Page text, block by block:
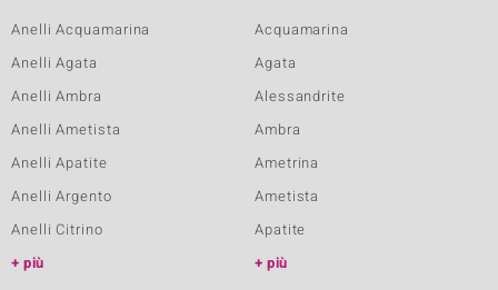
Anelli Acquamarina
Anelli Agata
Anelli Ambra
Anelli Ametista
Anelli Apatite
Anelli Argento
Anelli Citrino
più
Acquamarina
Agata
Alessandrite
Ambra
Ametrina
Ametista
Apatite
più